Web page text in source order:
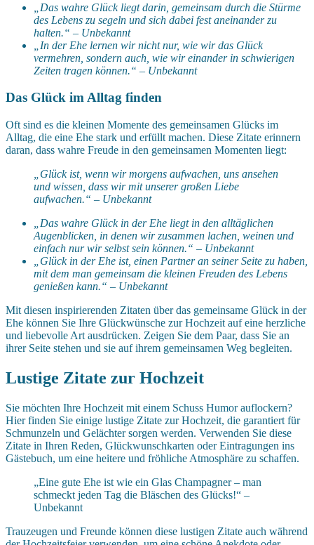
„Das wahre Glück liegt darin, gemeinsam durch die Stürme
des Lebens zu segeln und sich dabei fest aneinander zu
halten.“ – Unbekannt
„In der Ehe lernen wir nicht nur, wie wir das Glück
vermehren, sondern auch, wie wir einander in schwierigen
Zeiten tragen können.“ – Unbekannt
Das Glück im Alltag finden
Oft sind es die kleinen Momente des gemeinsamen Glücks im
Alltag, die eine Ehe stark und erfüllt machen. Diese Zitate erinnern
daran, dass wahre Freude in den gemeinsamen Momenten liegt:
„Glück ist, wenn wir morgens aufwachen, uns ansehen
und wissen, dass wir mit unserer großen Liebe
aufwachen.“ – Unbekannt
„Das wahre Glück in der Ehe liegt in den alltäglichen
Augenblicken, in denen wir zusammen lachen, weinen und
einfach nur wir selbst sein können.“ – Unbekannt
„Glück in der Ehe ist, einen Partner an seiner Seite zu haben,
mit dem man gemeinsam die kleinen Freuden des Lebens
genießen kann.“ – Unbekannt
Mit diesen inspirierenden Zitaten über das gemeinsame Glück in der
Ehe können Sie Ihre Glückwünsche zur Hochzeit auf eine herzliche
und liebevolle Art ausdrücken. Zeigen Sie dem Paar, dass Sie an
ihrer Seite stehen und sie auf ihrem gemeinsamen Weg begleiten.
Lustige Zitate zur Hochzeit
Sie möchten Ihre Hochzeit mit einem Schuss Humor auflockern?
Hier finden Sie einige lustige Zitate zur Hochzeit, die garantiert für
Schmunzeln und Gelächter sorgen werden. Verwenden Sie diese
Zitate in Ihren Reden, Glückwunschkarten oder Eintragungen ins
Gästebuch, um eine heitere und fröhliche Atmosphäre zu schaffen.
„Eine gute Ehe ist wie ein Glas Champagner – man
schmeckt jeden Tag die Bläschen des Glücks!“ –
Unbekannt
Trauzeugen und Freunde können diese lustigen Zitate auch während